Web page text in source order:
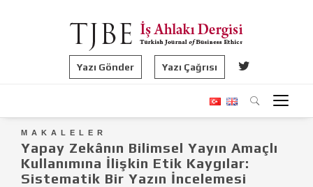
Yazı Gönder Yazı Çağrısı
MAKALELER
Yapay Zekânın Bilimsel Yayın Amaçlı
Kullanımına İlişkin Etik Kaygılar:
Sistematik Bir Yazın İncelemesi